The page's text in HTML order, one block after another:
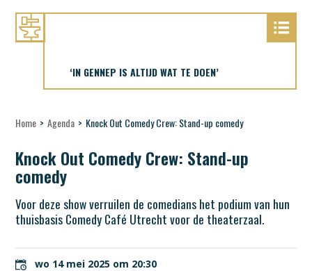
‘IN GENNEP IS ALTIJD WAT TE DOEN’
Home > Agenda > Knock Out Comedy Crew: Stand-up comedy
Knock Out Comedy Crew: Stand-up
comedy
Voor deze show verruilen de comedians het podium van hun
thuisbasis Comedy Café Utrecht voor de theaterzaal.
wo 14 mei 2025 om 20:30